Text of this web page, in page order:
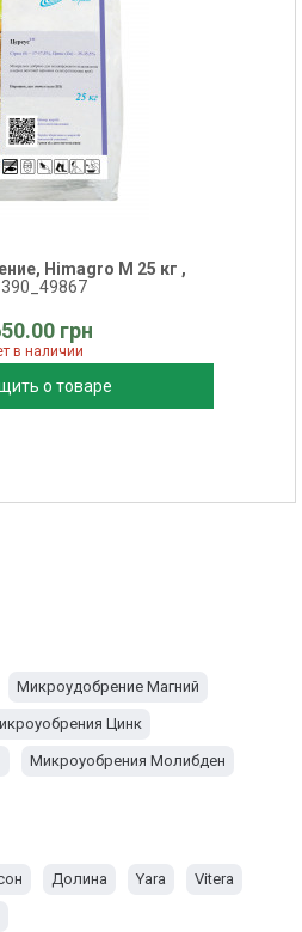
Himagro M 25 кг ,
грн
в наличии
о товаре
Микроудобрение Магний
Цинк
Микроуобрения Молибден
Долина Yara Vitera